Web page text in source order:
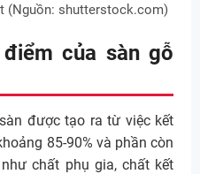
(Nguồn: shutterstock.com)
của sàn gỗ
được tạo ra từ việc kết
85-90% và phần còn
chất phụ gia, chất kết